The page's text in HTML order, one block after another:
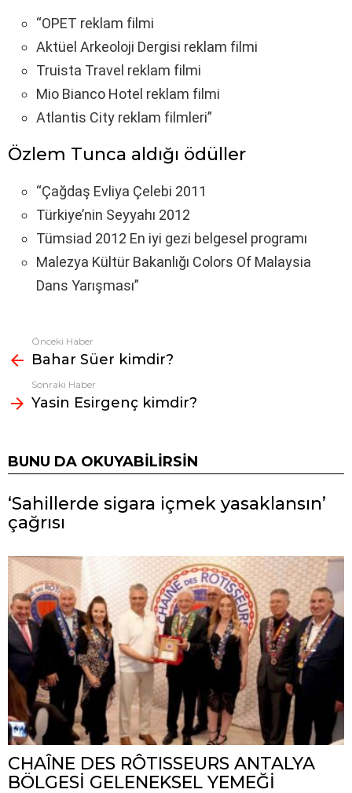
“OPET reklam filmi
Aktüel Arkeoloji Dergisi reklam filmi
Truista Travel reklam filmi
Mio Bianco Hotel reklam filmi
Atlantis City reklam filmleri”
Özlem Tunca aldığı ödüller
“Çağdaş Evliya Çelebi 2011
Türkiye’nin Seyyahı 2012
Tümsiad 2012 En iyi gezi belgesel programı
Malezya Kültür Bakanlığı Colors Of Malaysia
Dans Yarışması”
Fazlasına
bak
Önceki Haber
Bahar Süer kimdir?
Sonraki Haber
Yasin Esirgenç kimdir?
BUNU DA OKUYABILIRSIN
‘Sahillerde sigara içmek yasaklansın’
çağrısı
CHAÎNE DES RÔTISSEURS ANTALYA
BÖLGESİ GELENEKSEL YEMEĞİ